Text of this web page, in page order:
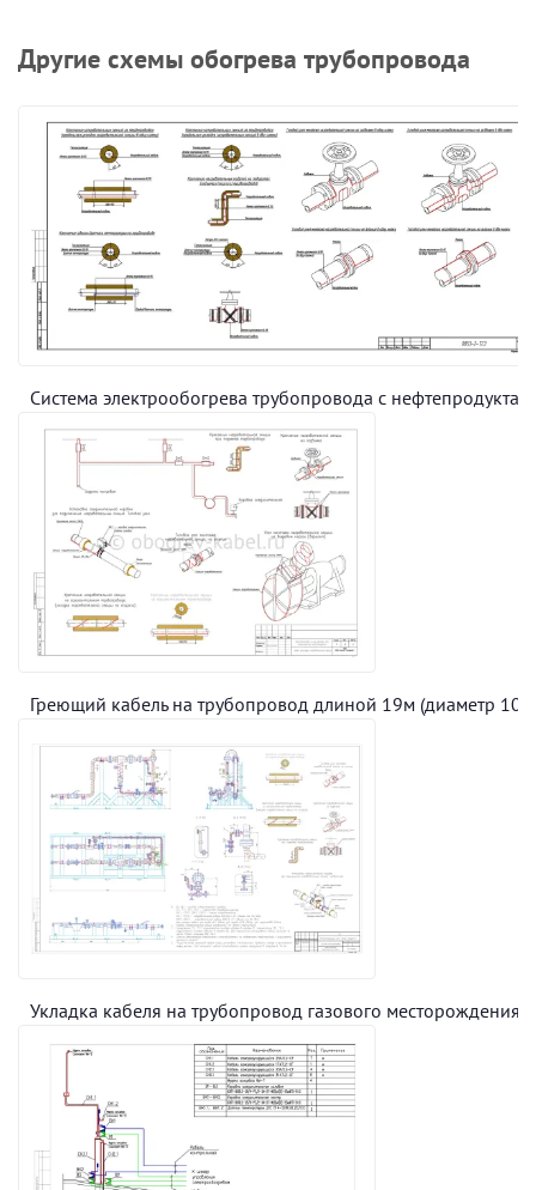
Другие схемы обогрева трубопровода
Система электрообогрева трубопровода с
Греющий кабель на трубопровод длиной 19м (диаметр
Укладка кабеля на трубопровод газового месторождения